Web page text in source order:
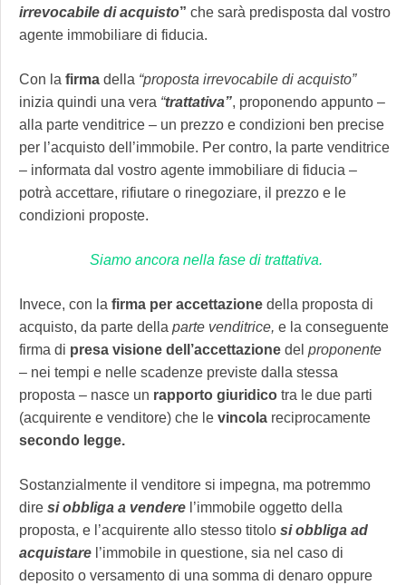
irrevocabile di acquisto” che sarà predisposta dal vostro
agente immobiliare di fiducia.
Con la firma della “proposta irrevocabile di acquisto”
inizia quindi una vera “trattativa”, proponendo appunto –
alla parte venditrice – un prezzo e condizioni ben precise
per l’acquisto dell’immobile. Per contro, la parte venditrice
– informata dal vostro agente immobiliare di fiducia –
potrà accettare, rifiutare o rinegoziare, il prezzo e le
condizioni proposte.
Siamo ancora nella fase di trattativa.
Invece, con la firma per accettazione della proposta di
acquisto, da parte della parte venditrice, e la conseguente
firma di presa visione dell’accettazione del proponente
– nei tempi e nelle scadenze previste dalla stessa
proposta – nasce un rapporto giuridico tra le due parti
(acquirente e venditore) che le vincola reciprocamente
secondo legge.
Sostanzialmente il venditore si impegna, ma potremmo
dire si obbliga a vendere l’immobile oggetto della
proposta, e l’acquirente allo stesso titolo si obbliga ad
acquistare l’immobile in questione, sia nel caso di
deposito o versamento di una somma di denaro oppure